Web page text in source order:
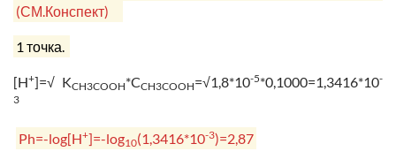
(СМ.Конспект)
1 точка.
[H+]=√ KCH3COOH*CCH3COOH=√1,8*10-5*0,1000=1,3416*10-
3
Ph=-log[H+]=-log10(1,3416*10-3)=2,87